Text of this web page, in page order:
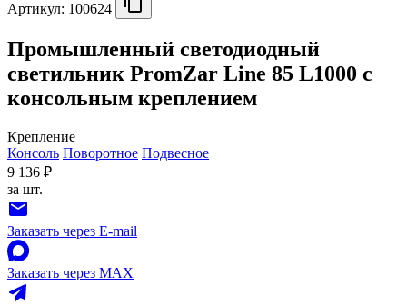
Артикул: 100624
Промышленный светодиодный
светильник PromZar Line 85 L1000 с
консольным креплением
Крепление
Консоль Поворотное Подвесное
9 136 ₽
за шт.
Заказать через E-mail
Заказать через MAX